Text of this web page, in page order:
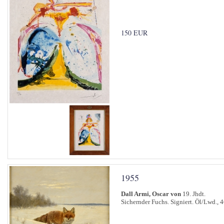
150 EUR
1955
Dall Armi, Oscar von 19. Jhdt.
Sichernder Fuchs. Signiert. Öl/Lwd.,